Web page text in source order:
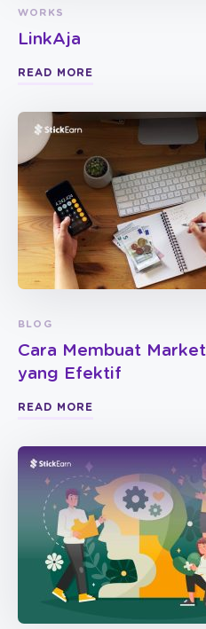
WORKS
LinkAja
READ MORE
BLOG
Cara Membuat
yang Efektif
READ MORE